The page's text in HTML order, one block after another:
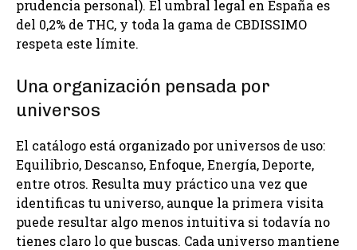
prudencia personal). El umbral legal en España es
del 0,2% de THC, y toda la gama de CBDISSIMO
respeta este límite.
Una organización pensada por
universos
El catálogo está organizado por universos de uso:
Equilibrio, Descanso, Enfoque, Energía, Deporte,
entre otros. Resulta muy práctico una vez que
identificas tu universo, aunque la primera visita
puede resultar algo menos intuitiva si todavía no
tienes claro lo que buscas. Cada universo mantiene